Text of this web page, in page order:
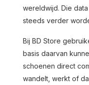
wereldwijd. Die
steeds verder
Bij BD Store
basis daarvan
schoenen direct
wandelt, werkt of